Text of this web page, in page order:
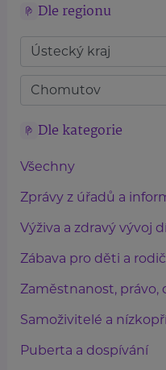
Dle regionu
Dle kategorie
Všechny
Zprávy z úřadů a
Výživa a zdravý vývoj
Zábava pro děti a
Zaměstnanost, právo,
Samoživitelé a
Puberta a dospívání